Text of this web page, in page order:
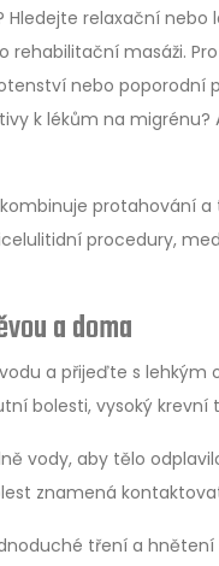
relaxační
rehabilitační masáži.
nebo poporodní
k lékům na
protahování
procedury,
a doma
a přijeďte s
bolesti, vysoký krevní
vody, aby tělo
znamená
tření a